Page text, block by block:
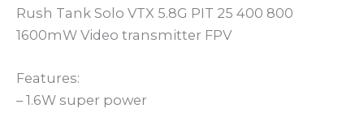
Rush Tank Solo VTX 5.8G PIT 25 400 800
1600mW Video transmitter FPV
Features:
– 1.6W super power